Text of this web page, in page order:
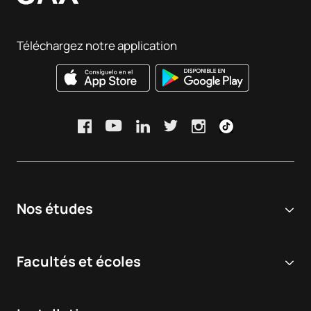
Nos études
Facultés et écoles
Téléchargez notre application